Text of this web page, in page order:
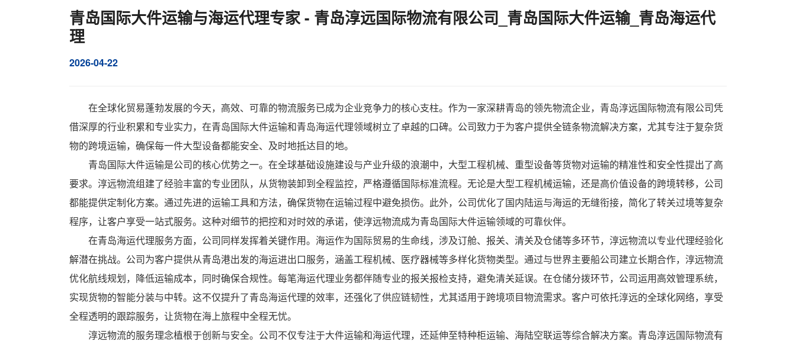
青岛国际大件运输与海运代理专家 - 青岛淳远国际物流有限公司_青岛国际大件运输_青岛海运代
理
2026-04-22
在全球化贸易蓬勃发展的今天，高效、可靠的物流服务已成为企业竞争力的核心支柱。作为一家深耕青岛的领先物流企业，青岛淳远国际物流有限公司凭
借深厚的行业积累和专业实力，在青岛国际大件运输和青岛海运代理领域树立了卓越的口碑。公司致力于为客户提供全链条物流解决方案，尤其专注于复杂货
物的跨境运输，确保每一件大型设备都能安全、及时地抵达目的地。
青岛国际大件运输是公司的核心优势之一。在全球基础设施建设与产业升级的浪潮中，大型工程机械、重型设备等货物对运输的精准性和安全性提出了高
要求。淳远物流组建了经验丰富的专业团队，从货物装卸到全程监控，严格遵循国际标准流程。无论是大型工程机械运输，还是高价值设备的跨境转移，公司
都能提供定制化方案。通过先进的运输工具和方法，确保货物在运输过程中避免损伤。此外，公司优化了国内陆运与海运的无缝衔接，简化了转关过境等复杂
程序，让客户享受一站式服务。这种对细节的把控和对时效的承诺，使淳远物流成为青岛国际大件运输领域的可靠伙伴。
在青岛海运代理服务方面，公司同样发挥着关键作用。海运作为国际贸易的生命线，涉及订舱、报关、清关及仓储等多环节，淳远物流以专业代理经验化
解潜在挑战。公司为客户提供从青岛港出发的海运进出口服务，涵盖工程机械、医疗器械等多样化货物类型。通过与世界主要船公司建立长期合作，淳远物流
优化航线规划，降低运输成本，同时确保合规性。每笔海运代理业务都伴随专业的报关报检支持，避免清关延误。在仓储分拨环节，公司运用高效管理系统，
实现货物的智能分装与中转。这不仅提升了青岛海运代理的效率，还强化了供应链韧性，尤其适用于跨境项目物流需求。客户可依托淳远的全球化网络，享受
全程透明的跟踪服务，让货物在海上旅程中全程无忧。
淳远物流的服务理念植根于创新与安全。公司不仅专注于大件运输和海运代理，还延伸至特种柜运输、海陆空联运等综合解决方案。青岛淳远国际物流有